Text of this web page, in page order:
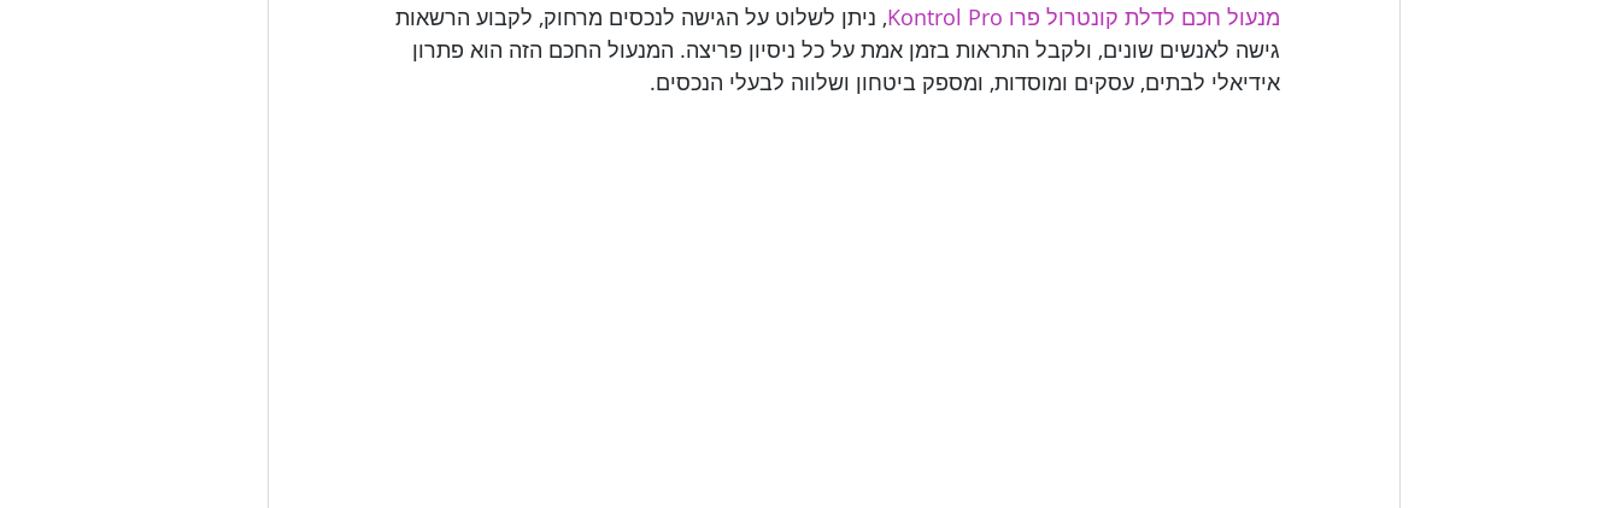
מנעול חכם לדלת קונטרול פרו Kontrol Pro
, ניתן לשלוט על הגישה לנכסים מרחוק, לקבוע הרשאות
גישה לאנשים שונים, ולקבל התראות בזמן אמת על כל ניסיון פריצה. המנעול החכם הזה הוא פתרון
אידיאלי לבתים, עסקים ומוסדות, ומספק ביטחון ושלווה לבעלי הנכסים.